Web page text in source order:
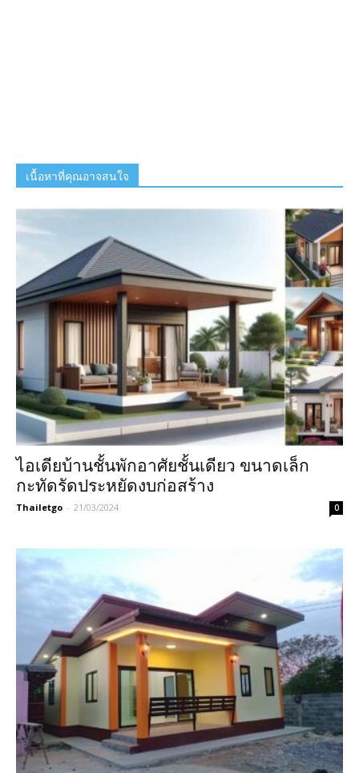
เนื้อหาที่คุณอาจสนใจ
ไอเดียบ้านชั้นพักอาศัยชั้นเดียว ขนาดเล็ก
กะทัดรัดประหยัดงบก่อสร้าง
Thailetgo - 21/03/2024 0